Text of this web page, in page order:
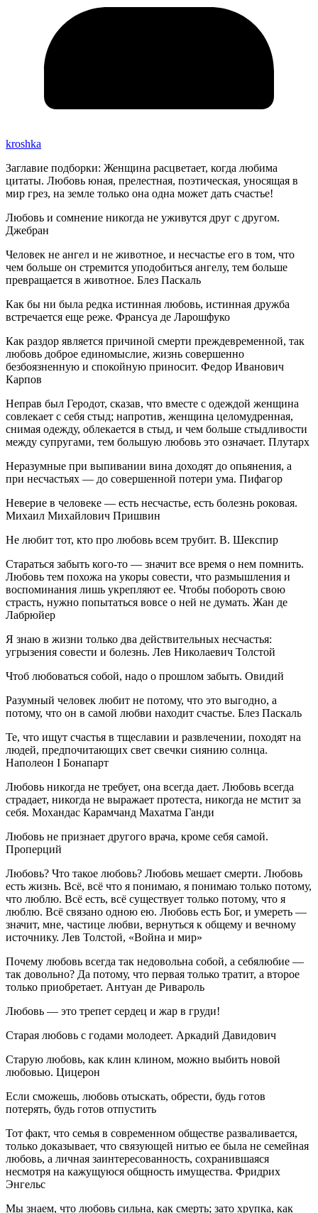
kroshka
Заглавие подборки: Женщина расцветает, когда любима
цитаты. Любовь юная, прелестная, поэтическая, уносящая в
мир грез, на земле только она одна может дать счастье!
Любовь и сомнение никогда не уживутся друг с другом.
Джебран
Человек не ангел и не животное, и несчастье его в том, что
чем больше он стремится уподобиться ангелу, тем больше
превращается в животное. Блез Паскаль
Как бы ни была редка истинная любовь, истинная дружба
встречается еще реже. Франсуа де Ларошфуко
Как раздор является причиной смерти преждевременной, так
любовь доброе единомыслие, жизнь совершенно
безбоязненную и спокойную приносит. Федор Иванович
Карпов
Неправ был Геродот, сказав, что вместе с одеждой женщина
совлекает с себя стыд; напротив, женщина целомудренная,
снимая одежду, облекается в стыд, и чем больше стыдливости
между супругами, тем большую любовь это означает. Плутарх
Неразумные при выпивании вина доходят до опьянения, а
при несчастьях — до совершенной потери ума. Пифагор
Неверие в человеке — есть несчастье, есть болезнь роковая.
Михаил Михайлович Пришвин
Не любит тот, кто про любовь всем трубит. В. Шекспир
Стараться забыть кого-то — значит все время о нем помнить.
Любовь тем похожа на укоры совести, что размышления и
воспоминания лишь укрепляют ее. Чтобы побороть свою
страсть, нужно попытаться вовсе о ней не думать. Жан де
Лабрюйер
Я знаю в жизни только два действительных несчастья:
угрызения совести и болезнь. Лев Николаевич Толстой
Чтоб любоваться собой, надо о прошлом забыть. Овидий
Разумный человек любит не потому, что это выгодно, а
потому, что он в самой любви находит счастье. Блез Паскаль
Те, что ищут счастья в тщеславии и развлечении, походят на
людей, предпочитающих свет свечки сиянию солнца.
Наполеон I Бонапарт
Любовь никогда не требует, она всегда дает. Любовь всегда
страдает, никогда не выражает протеста, никогда не мстит за
себя. Мохандас Карамчанд Махатма Ганди
Любовь не признает другого врача, кроме себя самой.
Проперций
Любовь? Что такое любовь? Любовь мешает смерти. Любовь
есть жизнь. Всё, всё что я понимаю, я понимаю только потому,
что люблю. Всё есть, всё существует только потому, что я
люблю. Всё связано одною ею. Любовь есть Бог, и умереть —
значит, мне, частице любви, вернуться к общему и вечному
источнику. Лев Толстой, «Война и мир»
Почему любовь всегда так недовольна собой, а себялюбие —
так довольно? Да потому, что первая только тратит, а второе
только приобретает. Антуан де Ривароль
Любовь — это трепет сердец и жар в груди!
Старая любовь с годами молодеет. Аркадий Давидович
Старую любовь, как клин клином, можно выбить новой
любовью. Цицерон
Если сможешь, любовь отыскать, обрести, будь готов
потерять, будь готов отпустить
Тот факт, что семья в современном обществе разваливается,
только доказывает, что связующей нитью ее была не семейная
любовь, а личная заинтересованность, сохранившаяся
несмотря на кажущуюся общность имущества. Фридрих
Энгельс
Мы знаем, что любовь сильна, как смерть; зато хрупка, как